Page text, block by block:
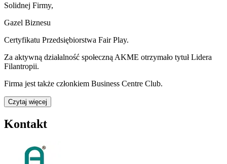
Solidnej Firmy,
Gazel Biznesu
Certyfikatu Przedsiębiorstwa Fair Play.
Za aktywną działalność społeczną AKME otrzymało tytuł Lidera
Filantropii.
Firma jest także członkiem Business Centre Club.
Czytaj więcej
Kontakt